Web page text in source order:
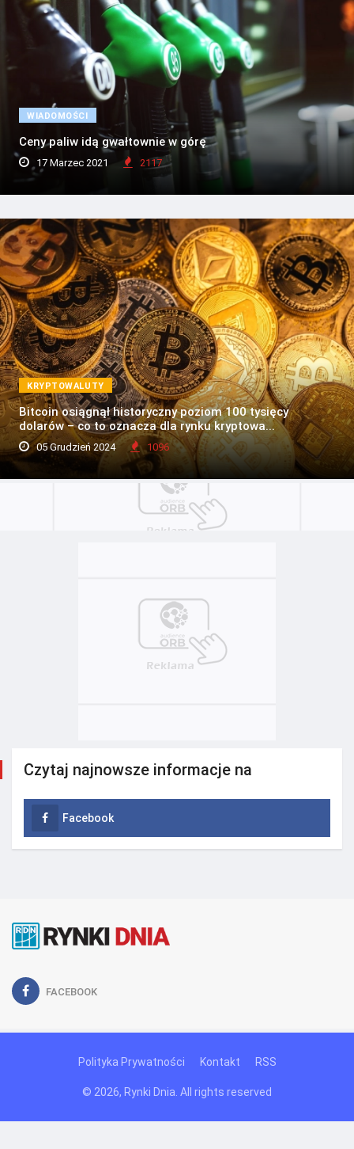
WIADOMOŚCI
Ceny paliw idą gwałtownie w górę
17 Marzec 2021 2117
KRYPTOWALUTY
Bitcoin osiągnął historyczny poziom 100 tysięcy
dolarów – co to oznacza dla rynku kryptowa...
05 Grudzień 2024 1096
Czytaj najnowsze informacje na
Facebook
FACEBOOK
Polityka Prywatności Kontakt RSS
© 2026, Rynki Dnia. All rights reserved